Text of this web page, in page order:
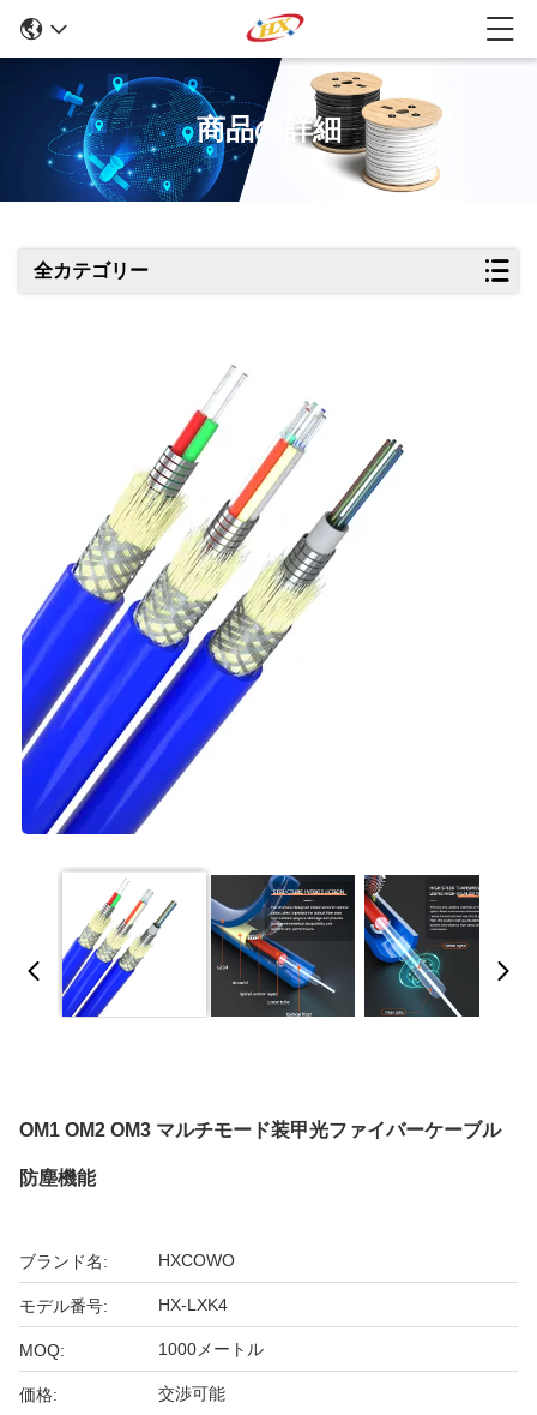
商品の詳細
全カテゴリー
OM1 OM2 OM3 マルチモード装甲光ファイバーケーブル
防塵機能
ブランド名: HXCOWO
モデル番号: HX-LXK4
MOQ: 1000メートル
価格: 交渉可能